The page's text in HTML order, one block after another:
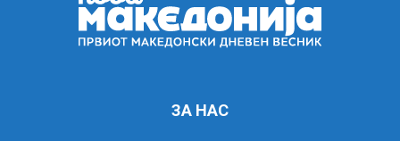
ЗА НАС